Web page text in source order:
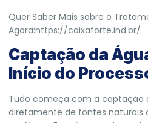
Quer Saber Mais sobre o
Agora:https://caixaforte.ind.br/
Captação da
Início do
Tudo começa com a captação
diretamente de fontes naturais